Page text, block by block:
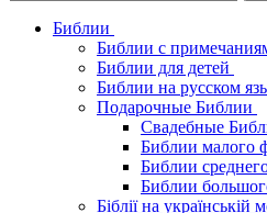
Библии
Библии с
Библии для детей
Библии на русском
Подарочные Библии
Свадебные
Библии малого
Библии
Библии
Біблії на українській